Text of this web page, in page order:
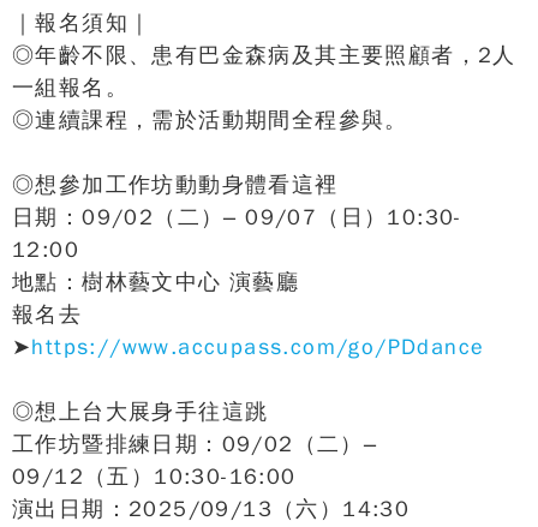
｜報名須知｜
◎年齡不限、患有巴金森病及其主要照顧者，2人
一組報名。
◎連續課程，需於活動期間全程參與。
◎想參加工作坊動動身體看這裡
日期：09/02（二）– 09/07（日）10:30-
12:00
地點：樹林藝文中心 演藝廳
報名去
➤https://www.accupass.com/go/PDdance
◎想上台大展身手往這跳
工作坊暨排練日期：09/02（二）–
09/12（五）10:30-16:00
演出日期：2025/09/13（六）14:30